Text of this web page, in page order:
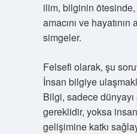
ilim, bilginin ötesinde,
amacını ve hayatının
simgeler.
Felsefi olarak, şu
İnsan bilgiye
Bilgi, sadece
gereklidir, yoksa
gelişimine katkı